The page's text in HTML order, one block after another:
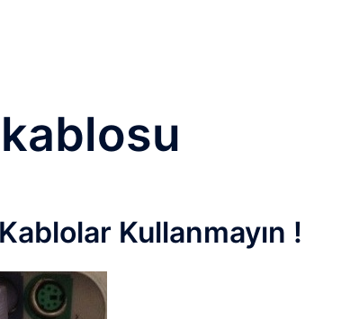
Kullanmayın !